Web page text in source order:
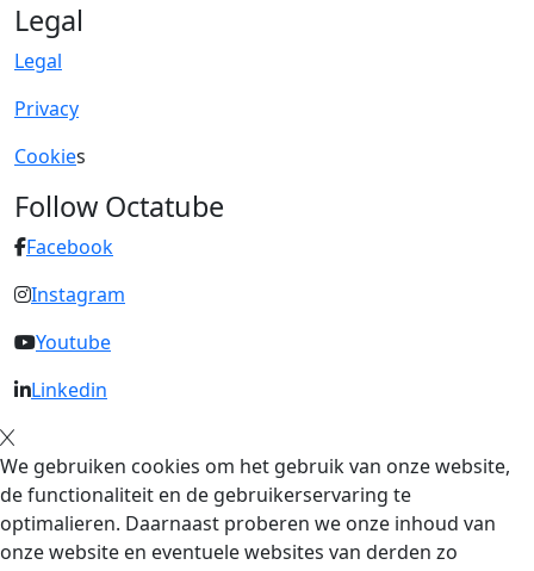
Legal
Legal
Privacy
Cookies
Follow Octatube
Facebook
Instagram
Youtube
Linkedin
We gebruiken cookies om het gebruik van onze website,
de functionaliteit en de gebruikerservaring te
optimalieren. Daarnaast proberen we onze inhoud van
onze website en eventuele websites van derden zo